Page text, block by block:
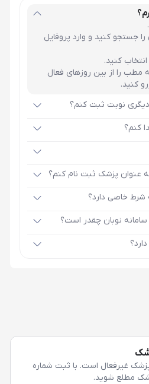
جستجو کنید و وارد پروفایل
کنید.
مطب را از بین روزهای فعال
کنید.
نوبت ثبت کنم؟
کنم؟
عنوان پزشک ثبت نام کنم؟
خاصی دارد؟
نوبان چقدر است؟
غیرفعال است. با ثبت شماره
مطلع شوید.